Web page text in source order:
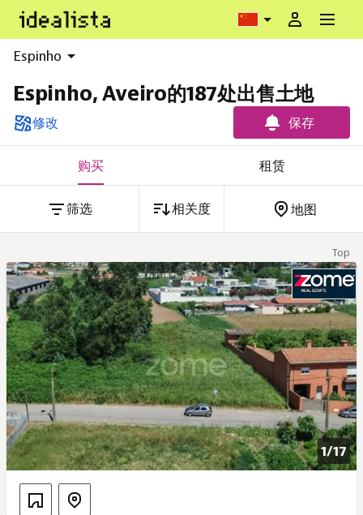
Espinho
Espinho, Aveiro的187处出售土地
修改 保存
购买 租赁
筛选 相关度 地图
Top
1/17